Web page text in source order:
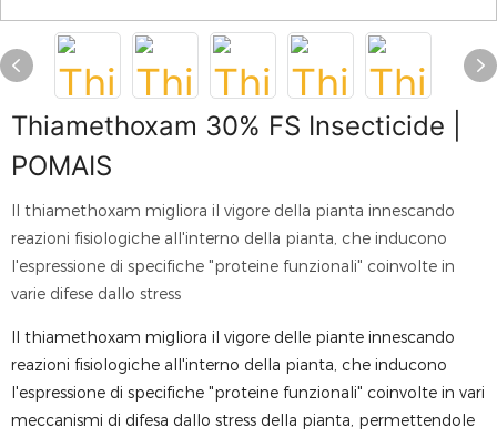
Thiamethoxam 30% FS Insecticide |
POMAIS
Il thiamethoxam migliora il vigore della pianta innescando
reazioni fisiologiche all'interno della pianta, che inducono
l'espressione di specifiche "proteine ​​funzionali" coinvolte in
varie difese dallo stress
Il thiamethoxam migliora il vigore delle piante innescando
reazioni fisiologiche all'interno della pianta, che inducono
l'espressione di specifiche "proteine ​​funzionali" coinvolte in vari
meccanismi di difesa dallo stress della pianta, permettendole